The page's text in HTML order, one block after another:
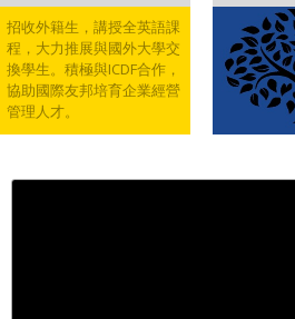
招收外籍生，講授全英語課
程，大力推展與國外大學交
換學生。積極與ICDF合作，
協助國際友邦培育企業經營
管理人才。